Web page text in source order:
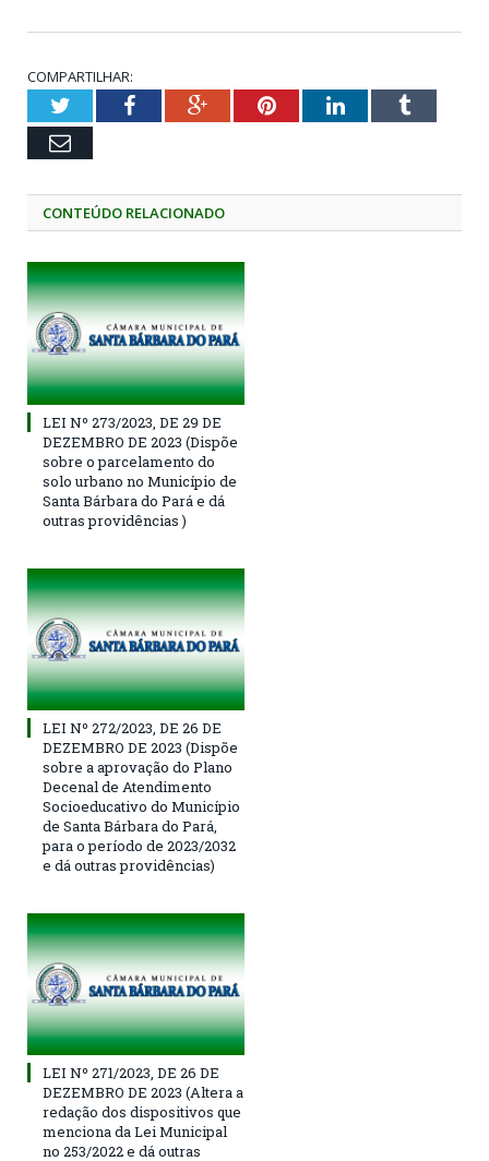
COMPARTILHAR:
TwitterFacebookGoogle+PinterestLinkedInTumblr
Email
CONTEÚDO RELACIONADO
LEI Nº 273/2023, DE 29 DE
DEZEMBRO DE 2023 (Dispõe
sobre o parcelamento do
solo urbano no Município de
Santa Bárbara do Pará e dá
outras providências )
LEI Nº 272/2023, DE 26 DE
DEZEMBRO DE 2023 (Dispõe
sobre a aprovação do Plano
Decenal de Atendimento
Socioeducativo do Município
de Santa Bárbara do Pará,
para o período de 2023/2032
e dá outras providências)
LEI Nº 271/2023, DE 26 DE
DEZEMBRO DE 2023 (Altera a
redação dos dispositivos que
menciona da Lei Municipal
no 253/2022 e dá outras